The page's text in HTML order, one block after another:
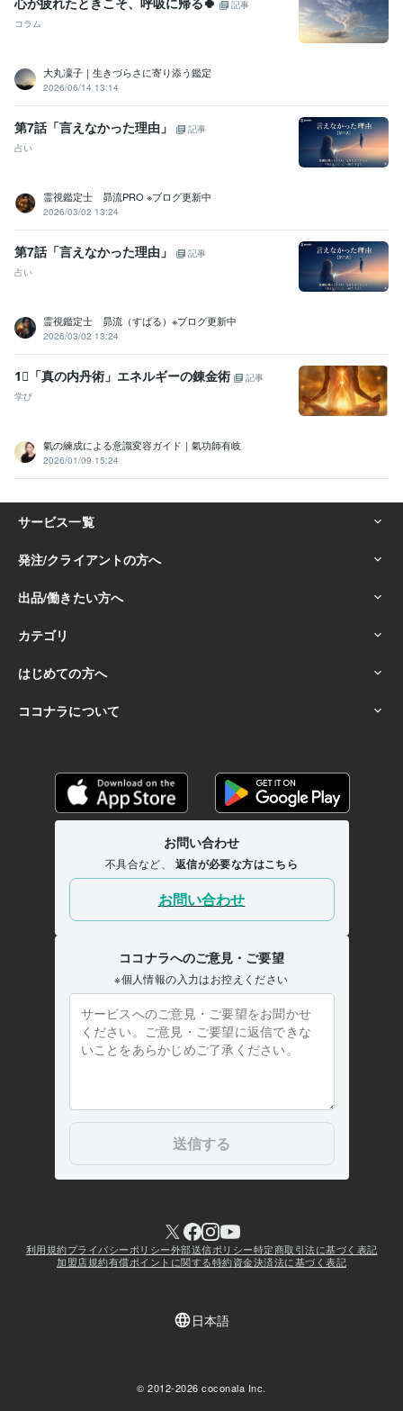
記事
コラム
大丸凜子｜生きづらさに寄り添う鑑定
2026/06/14 13:14
第7話「言えなかった理由」
記事
占い
霊視鑑定士 昴流PRO ※ブログ更新中
2026/03/02 13:24
第7話「言えなかった理由」
記事
占い
霊視鑑定士 昴流（すばる）※ブログ更新中
2026/03/02 13:24
1⃣「真の内丹術」エネルギーの錬金術
記事
学び
氣の練成による意識変容ガイド｜氣功師有岐
2026/01/09 15:24